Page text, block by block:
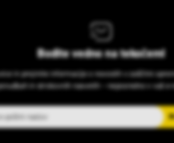
Bodite vedno na tekočem!
in prejmite informacije o novostih v zaščitni
in strokovnih nasvetih – neposredno v vaš e-